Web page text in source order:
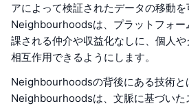
アによって検証されたデータの移動を
Neighbourhoodsは、プラットフォー
課される仲介や収益化なしに、個人
相互作用できるようにします。
Neighbourhoodsの背後にある技術と
Neighbourhoodsは、文脈に基づいた